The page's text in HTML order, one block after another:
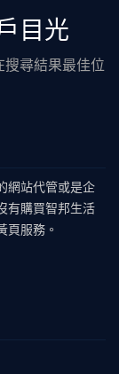
目光
搜尋結果最佳位
網站代管或是企
有購買智邦生活
頁服務。